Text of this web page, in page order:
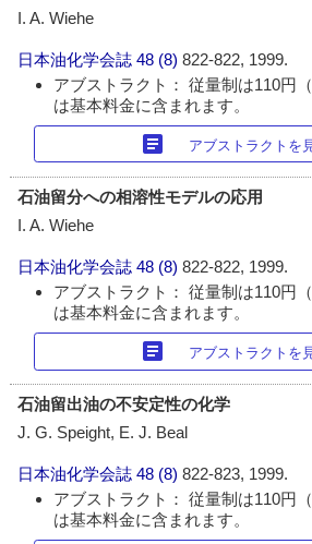
I. A. Wiehe
日本油化学会誌 48 (8)822-822, 1999.
アブストラクト： 従量制は110円
は基本料金に含まれます。
article アブストラクトを
石油留分への相溶性モデルの応用
I. A. Wiehe
日本油化学会誌 48 (8)822-822, 1999.
アブストラクト： 従量制は110円
は基本料金に含まれます。
article アブストラクトを
石油留出油の不安定性の化学
J. G. Speight, E. J. Beal
日本油化学会誌 48 (8)822-823, 1999.
アブストラクト： 従量制は110円
は基本料金に含まれます。